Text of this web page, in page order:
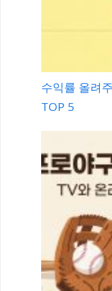
수익률 올려
TOP 5